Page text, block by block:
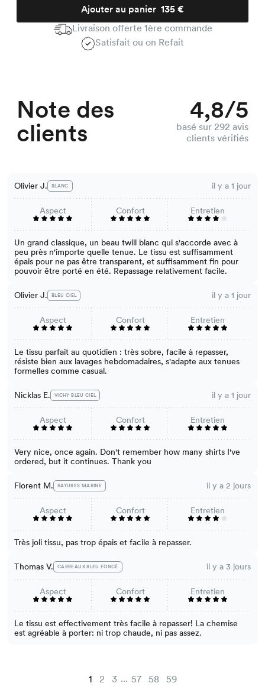
Ajouter au panier
Livraison offerte 1ère commande
Satisfait ou on Refait
Note des
clients
4,8/5
basé sur 292 avis
clients vérifiés
Olivier J. BLANC il y a 1 jour
Aspect Confort Entretien
Un grand classique, un beau twill blanc qui s'accorde avec à
peu près n'importe quelle tenue. Le tissu est suffisamment
épais pour ne pas être transparent, et suffisamment fin pour
pouvoir être porté en été. Repassage relativement facile.
Olivier J. BLEU CIEL il y a 1 jour
Aspect Confort Entretien
Le tissu parfait au quotidien : très sobre, facile à repasser,
résiste bien aux lavages hebdomadaires, s'adapte aux tenues
formelles comme casual.
Nicklas E. VICHY BLEU CIEL il y a 1 jour
Aspect Confort Entretien
Very nice, once again. Don't remember how many shirts I've
ordered, but it continues. Thank you
Florent M. RAYURES MARINE il y a 2 jours
Aspect Confort Entretien
Très joli tissu, pas trop épais et facile à repasser.
Thomas V. CARREAUX BLEU FONCÉ il y a 3 jours
Aspect Confort Entretien
Le tissu est effectivement très facile à repasser! La chemise
est agréable à porter: ni trop chaude, ni pas assez.
1 2 3 ... 57 58 59